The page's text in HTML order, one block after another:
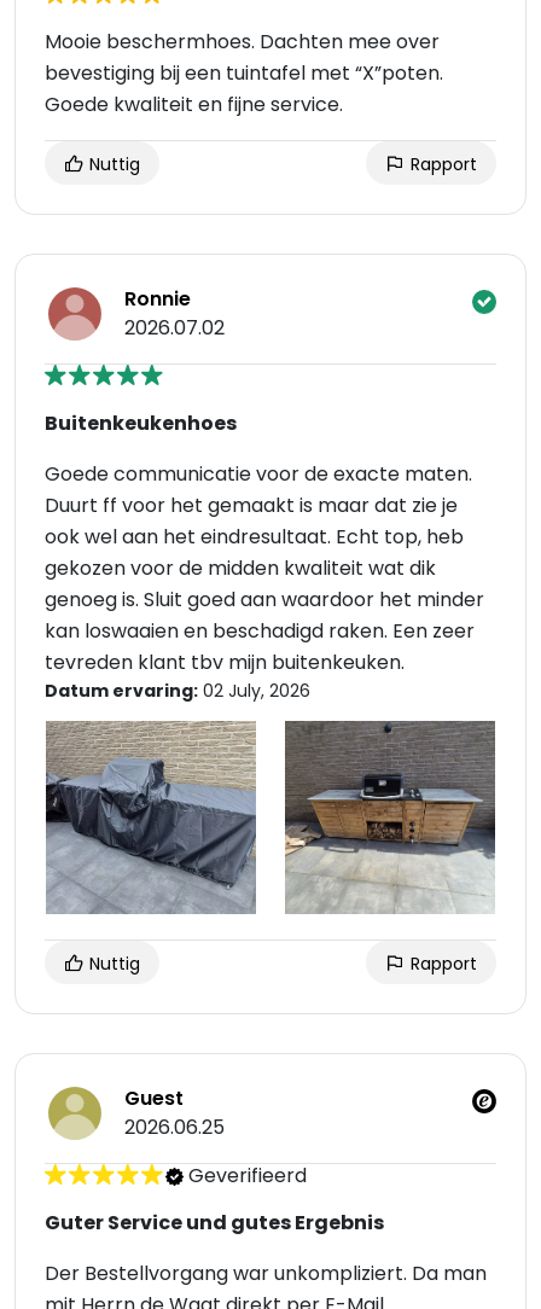
Mooie beschermhoes. Dachten mee over
bevestiging bij een tuintafel met “X”poten.
Goede kwaliteit en fijne service.
Nuttig Rapport
Ronnie
2026.07.02
Buitenkeukenhoes
Goede communicatie voor de exacte maten.
Duurt ff voor het gemaakt is maar dat zie je
ook wel aan het eindresultaat. Echt top, heb
gekozen voor de midden kwaliteit wat dik
genoeg is. Sluit goed aan waardoor het minder
kan loswaaien en beschadigd raken. Een zeer
tevreden klant tbv mijn buitenkeuken.
Datum ervaring: 02 July, 2026
Nuttig Rapport
Guest
2026.06.25
Geverifieerd
Guter Service und gutes Ergebnis
Der Bestellvorgang war unkompliziert. Da man